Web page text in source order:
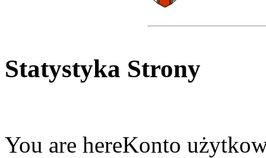
Statystyka Strony
You are hereKonto